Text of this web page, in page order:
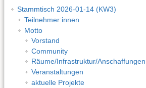
Stammtisch 2026-01-14 (KW3)
Teilnehmer:innen
Motto
Vorstand
Community
Räume/Infrastruktur/Anschaffungen
Veranstaltungen
aktuelle Projekte